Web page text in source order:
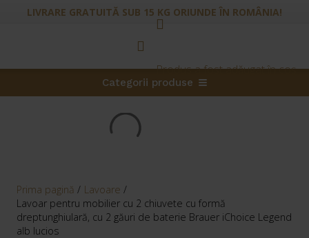
LIVRARE GRATUITĂ SUB 15 KG ORIUNDE ÎN ROMÂNIA!
Produsa fost adăugat în coș.
Categorii produse
Prima pagină / Lavoare /
Lavoar pentru mobilier cu 2 chiuvete cu formă
dreptunghiulară, cu 2 găuri de baterie Brauer iChoice Legend
alb lucios